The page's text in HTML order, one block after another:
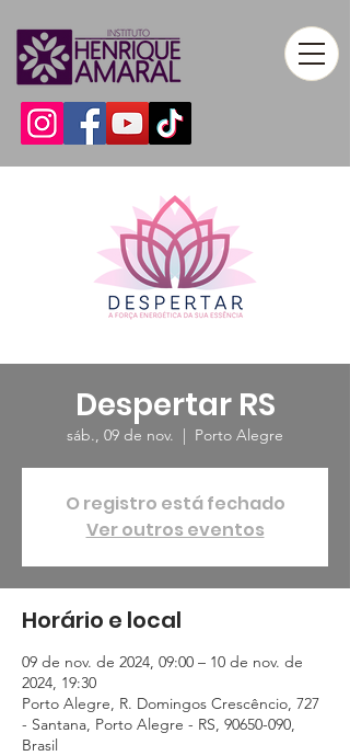
Despertar RS
sáb., 09 de nov.
  |
Porto Alegre
O registro está fechado
Ver outros eventos
Horário e local
09 de nov. de 2024, 09:00 – 10 de nov. de
2024, 19:30
Porto Alegre, R. Domingos Crescêncio, 727
- Santana, Porto Alegre - RS, 90650-090,
Brasil